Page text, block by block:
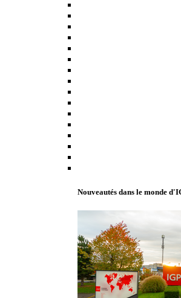
Nouveautés dans le monde